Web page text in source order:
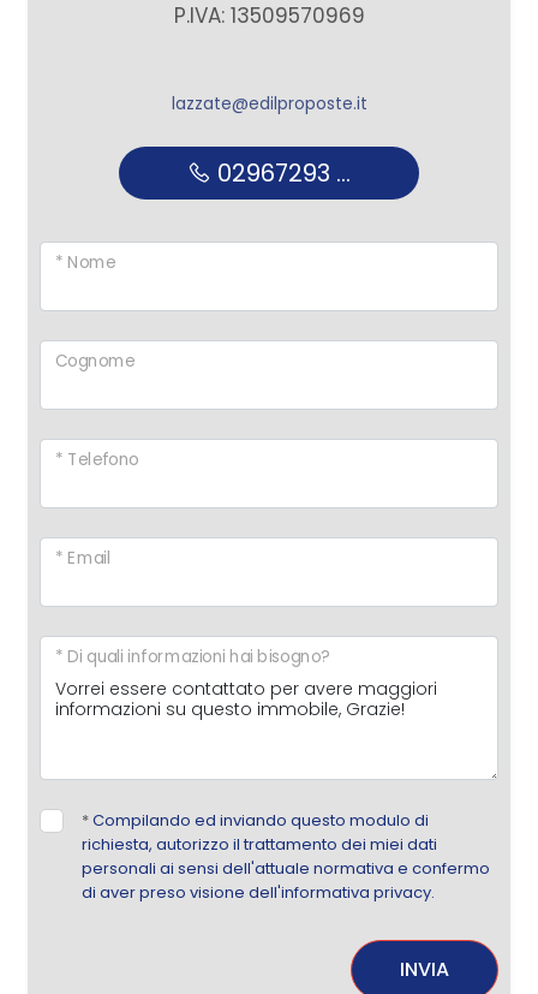
P.IVA: 13509570969
lazzate@edilproposte.it
02967293 ...
* Nome
Cognome
* Telefono
* Email
* Di quali informazioni hai bisogno?
*Compilando ed inviando questo modulo di
richiesta, autorizzo il trattamento dei miei dati
personali ai sensi dell'attuale normativa e confermo
di aver preso visione dell'informativa privacy.
INVIA